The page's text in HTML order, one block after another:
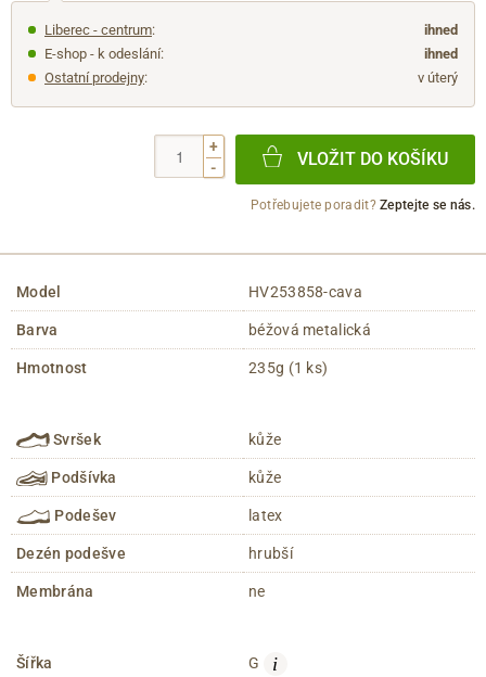
Liberec - centrum:
ihned
E-shop - k odeslání:
ihned
Ostatní prodejny: v úterý
+
-
VLOŽIT DO KOŠÍKU
Potřebujete poradit?Zeptejte se nás.
Model HV253858-cava
Barva béžová metalická
Hmotnost 235g (1 ks)
Svršek kůže
Podšívka kůže
Podešev latex
Dezén podešve hrubší
Membrána ne
Šířka G i